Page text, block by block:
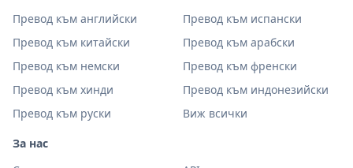
Превод към английски
Превод към испански
Превод към китайски
Превод към арабски
Превод към немски
Превод към френски
Превод към хинди
Превод към индонезийски
Превод към руски
Виж всички
За нас